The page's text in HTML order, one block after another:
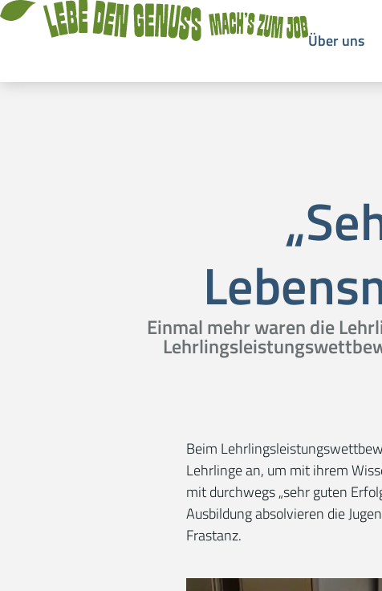
Über uns
Einmal mehr waren die
Beim
Lehrlinge an, um mit ihrem
mit durchwegs „sehr guten
Ausbildung absolvieren die
Frastanz.